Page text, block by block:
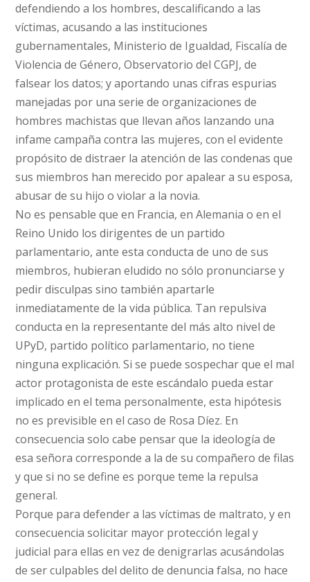
defendiendo a los hombres, descalificando a las
víctimas, acusando a las instituciones
gubernamentales, Ministerio de Igualdad, Fiscalía de
Violencia de Género, Observatorio del CGPJ, de
falsear los datos; y aportando unas cifras espurias
manejadas por una serie de organizaciones de
hombres machistas que llevan años lanzando una
infame campaña contra las mujeres, con el evidente
propósito de distraer la atención de las condenas que
sus miembros han merecido por apalear a su esposa,
abusar de su hijo o violar a la novia.
No es pensable que en Francia, en Alemania o en el
Reino Unido los dirigentes de un partido
parlamentario, ante esta conducta de uno de sus
miembros, hubieran eludido no sólo pronunciarse y
pedir disculpas sino también apartarle
inmediatamente de la vida pública. Tan repulsiva
conducta en la representante del más alto nivel de
UPyD, partido político parlamentario, no tiene
ninguna explicación. Si se puede sospechar que el mal
actor protagonista de este escándalo pueda estar
implicado en el tema personalmente, esta hipótesis
no es previsible en el caso de Rosa Díez. En
consecuencia solo cabe pensar que la ideología de
esa señora corresponde a la de su compañero de filas
y que si no se define es porque teme la repulsa
general.
Porque para defender a las víctimas de maltrato, y en
consecuencia solicitar mayor protección legal y
judicial para ellas en vez de denigrarlas acusándolas
de ser culpables del delito de denuncia falsa, no hace